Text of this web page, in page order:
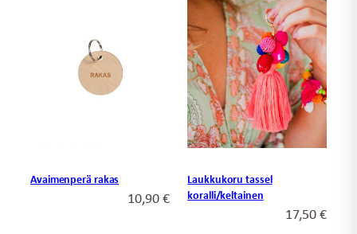
Avaimenperä rakas
10,90€
Laukkukoru tassel
koralli/keltainen
17,50€